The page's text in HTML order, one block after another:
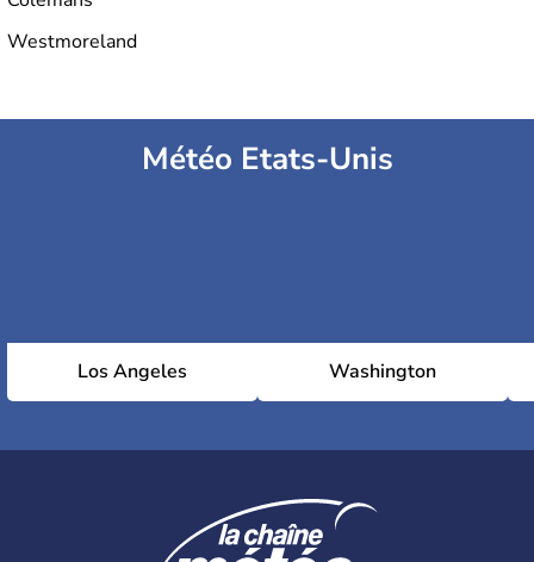
Westmoreland
Météo Etats-Unis
Los Angeles Washington